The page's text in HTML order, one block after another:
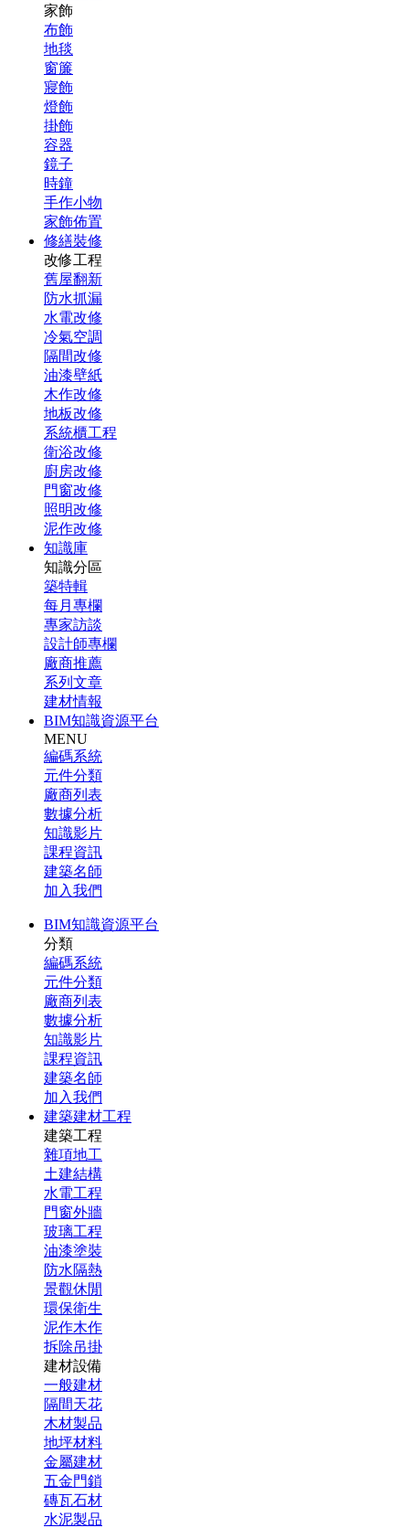
家飾
布飾
地毯
窗簾
寢飾
燈飾
掛飾
容器
鏡子
時鐘
手作小物
家飾佈置
修繕裝修
改修工程
舊屋翻新
防水抓漏
水電改修
冷氣空調
隔間改修
油漆壁紙
木作改修
地板改修
系統櫃工程
衛浴改修
廚房改修
門窗改修
照明改修
泥作改修
知識庫
知識分區
築特輯
每月專欄
專家訪談
設計師專欄
廠商推薦
系列文章
建材情報
BIM知識資源平台
MENU
編碼系統
元件分類
廠商列表
數據分析
知識影片
課程資訊
建築名師
加入我們
BIM知識資源平台
分類
編碼系統
元件分類
廠商列表
數據分析
知識影片
課程資訊
建築名師
加入我們
建築建材工程
建築工程
雜項地工
土建結構
水電工程
門窗外牆
玻璃工程
油漆塗裝
防水隔熱
景觀休閒
環保衛生
泥作木作
拆除吊掛
建材設備
一般建材
隔間天花
木材製品
地坪材料
金屬建材
五金門鎖
磚瓦石材
水泥製品